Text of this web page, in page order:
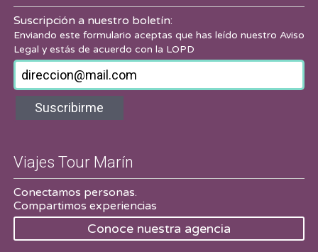
Suscripción a nuestro boletín:
Enviando este formulario aceptas que has leído nuestro Aviso
Legal y estás de acuerdo con la LOPD
Suscribirme
Viajes Tour Marín
Conectamos personas.
Compartimos experiencias
Conoce nuestra agencia